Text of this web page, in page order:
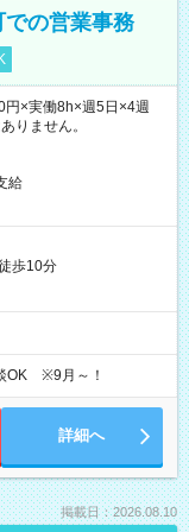
の営業事務
×実働8h×週5日×4週
りません。
給
歩10分
OK ※9月～！
詳細へ
掲載日：2026.08.10